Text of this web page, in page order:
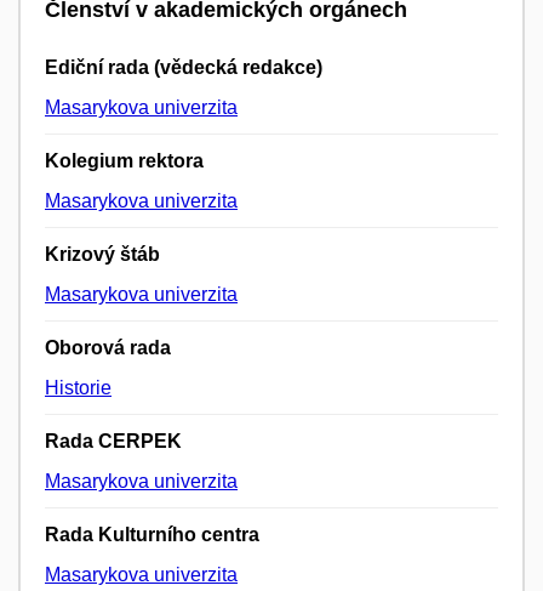
Členství v akademických orgánech
Ediční rada (vědecká redakce)
Masarykova univerzita
Kolegium rektora
Masarykova univerzita
Krizový štáb
Masarykova univerzita
Oborová rada
Historie
Rada CERPEK
Masarykova univerzita
Rada Kulturního centra
Masarykova univerzita